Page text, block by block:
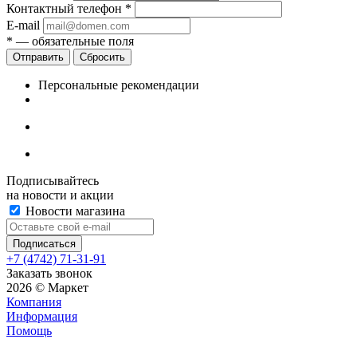
Контактный телефон *
E-mail
* — обязательные поля
Сбросить
Персональные рекомендации
Подписывайтесь
на новости и акции
Новости магазина
+7 (4742) 71-31-91
Заказать звонок
2026 © Маркет
Компания
Информация
Помощь